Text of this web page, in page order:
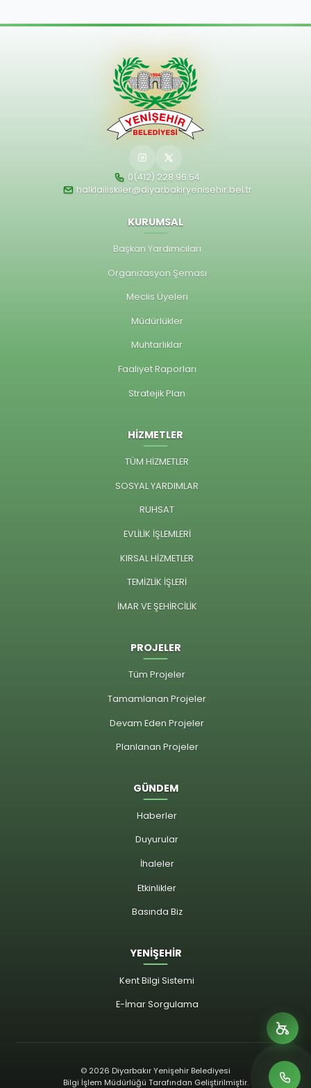
0(412) 228 96 54
halklailiskiler@diyarbakiryenisehir.bel.tr
KURUMSAL
Başkan Yardımcıları
Organizasyon Şeması
Meclis Üyeleri
Müdürlükler
Muhtarlıklar
Faaliyet Raporları
Stratejik Plan
HİZMETLER
TÜM HİZMETLER
SOSYAL YARDIMLAR
RUHSAT
EVLİLİK İŞLEMLERİ
KIRSAL HİZMETLER
TEMİZLİK İŞLERİ
İMAR VE ŞEHİRCİLİK
PROJELER
Tüm Projeler
Tamamlanan Projeler
Devam Eden Projeler
Planlanan Projeler
GÜNDEM
Haberler
Duyurular
İhaleler
Etkinlikler
Basında Biz
YENİŞEHİR
Kent Bilgi Sistemi
E-İmar Sorgulama
© 2026 Diyarbakır Yenişehir Belediyesi
Bilgi İşlem Müdürlüğü Tarafından Geliştirilmiştir.